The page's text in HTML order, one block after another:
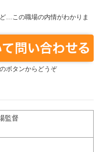
…この職場の内情がわかりま
ボタンからどうぞ
監督